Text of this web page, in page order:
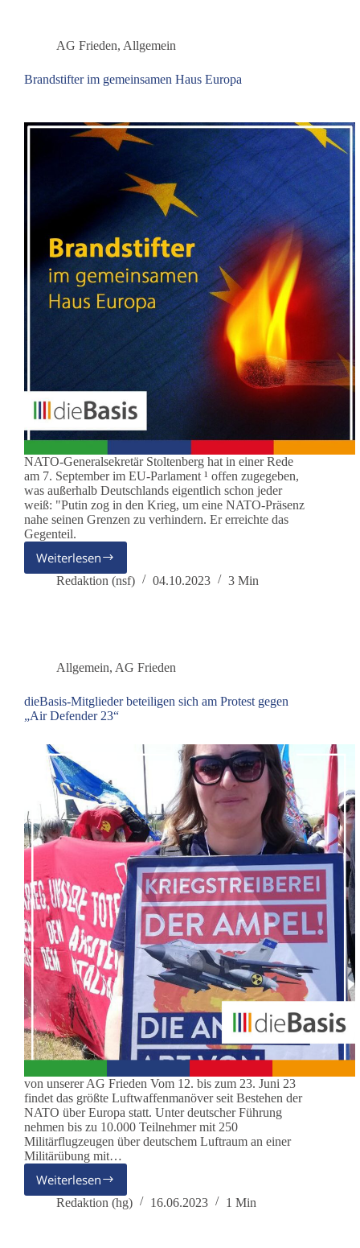
wählen:
ein
Appell
an
Demokratie
AG Frieden, Allgemein
Brandstifter im gemeinsamen Haus Europa
NATO-Generalsekretär Stoltenberg hat in einer Rede
am 7. September im EU-Parlament ¹ offen zugegeben,
was außerhalb Deutschlands eigentlich schon jeder
weiß: "Putin zog in den Krieg, um eine NATO-Präsenz
nahe seinen Grenzen zu verhindern. Er erreichte das
Gegenteil.
WeiterlesenBrandstifter
im
Redaktion (nsf) 04.10.2023 3 Min
Allgemein, AG Frieden
dieBasis-Mitglieder beteiligen sich am Protest gegen
„Air Defender 23“
von unserer AG Frieden Vom 12. bis zum 23. Juni 23
findet das größte Luftwaffenmanöver seit Bestehen der
NATO über Europa statt. Unter deutscher Führung
nehmen bis zu 10.000 Teilnehmer mit 250
Militärflugzeugen über deutschem Luftraum an einer
Militärübung mit…
Weiterlesen
dieBasis-
Mitglieder
Redaktion (hg) 16.06.2023 1 Min